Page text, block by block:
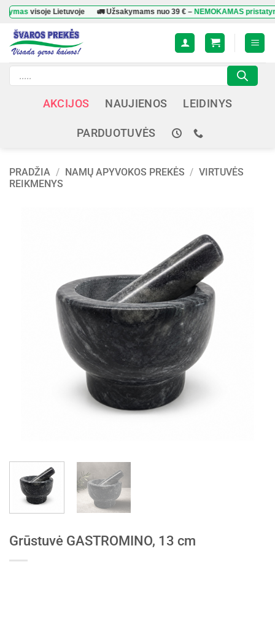
Skip
content
visoje Lietuvoje 🚛 Užsakymams nuo39 €–NEMOKAMAS pristatymas
Products
search
AKCIJOS NAUJIENOS LEIDINYS
PARDUOTUVĖS
PRADŽIA / NAMŲ APYVOKOS PREKĖS / VIRTUVĖS
REIKMENYS
Grūstuvė GASTROMINO, 13 cm